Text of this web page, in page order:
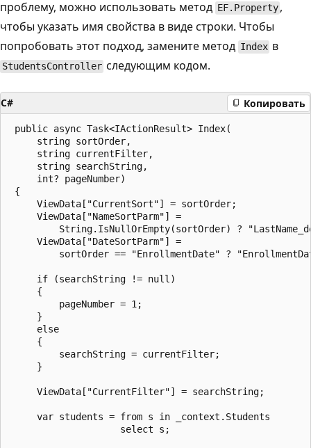
проблему, можно использовать метод EF.Property ,
чтобы указать имя свойства в виде строки. Чтобы
попробовать этот подход, замените метод Index в
StudentsController следующим кодом.
C# Копировать
public async Task<IActionResult> Index(
     string sortOrder,
     string currentFilter,
     string searchString,
     int? pageNumber)
{
     ViewData["CurrentSort"] = sortOrder;
     ViewData["NameSortParm"] =
String.IsNullOrEmpty(sortOrder) ?
     ViewData["DateSortParm"] =
sortOrder == "EnrollmentDate" ?
     if (searchString != null)
     {
         pageNumber = 1;
     }
     else
     {
         searchString = currentFilter;
     }
     ViewData["CurrentFilter"] = searchString;
     var students = from s in _context.Students
                    select s;